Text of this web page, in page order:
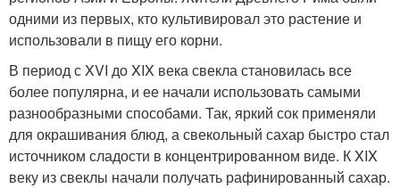
одними из первых, кто культивировал это растение и
использовали в пищу его корни.
В период с XVI до XIX века свекла становилась все
более популярна, и ее начали использовать самыми
разнообразными способами. Так, яркий сок применяли
для окрашивания блюд, а свекольный сахар быстро стал
источником сладости в концентрированном виде. К XIX
веку из свеклы начали получать рафинированный сахар.